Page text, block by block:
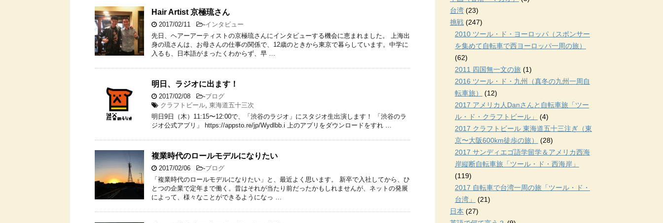
Hair Artist 京極琉さん
2017/02/11 -インタビュー
先日、ヘアーアーティストの京極琉さんにインタビューする機会に恵まれました。 上海出
身の琉さんは、お母さんの仕事の関係で、12歳のときから東京で暮らしています。中学に
入るも、日本語がまったくわからず、早 …
明日、ラジオに出ます！
2017/02/08 -ブログ
クラフトビール, 東海道五十三次
明日9日（木）11:15〜12:00で、「渋谷のラジオ」にスタジオ生出演します！ 「渋谷のラ
ジオ公式アプリ」 https://appsto.re/jp/Wydlbb.i 上のアプリをダウンロードをすれ …
複業時代のロールモデルになりたい
2017/02/06 -ブログ
「複業時代のロールモデルになりたい」と、最近よく思います。 新卒で入社してから、ひ
とつの企業で定年まで働く。昔はそれが当たり前だったかもしれませんが、ネットの発展
によって、様々なことができるようになっ …
台湾 (23)
挑戦 (247)
2010 ツール・ド・ヨーロッパ（スポンサー
を集めて自転車で西ヨーロッパ一周の旅）
(62)
2011 四国無一文の旅 (1)
2016 ツール・ド・九州（真冬の九州一周自
転車旅）
(12)
2017 アメリカ人Danさんと自転車旅「ツー
ル・ド・クラフトビール」
(4)
2017 クラフトビール 東海道五十三注ぎ（東
京〜大阪600km徒歩の旅）
(28)
2017 サンディエゴ語学留学＆アメリカ西海
岸縦断自転車旅「ツール・ド・西海岸」
(119)
2017 自転車で台湾一周の旅「ツール・ド・
台湾」
(21)
日本 (27)